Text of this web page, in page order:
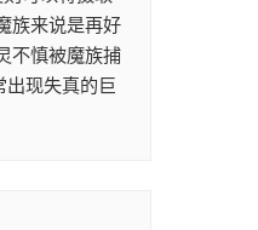
族来说是再好
不慎被魔族捕
出现失真的巨